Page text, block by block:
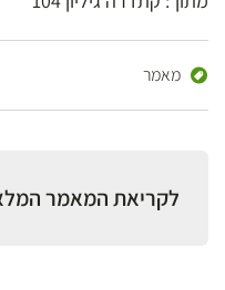
מאמר
לקריאת המאמר